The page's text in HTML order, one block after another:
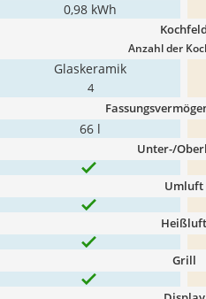
0,98 kWh
Kochfeld
Anzahl der
Glaskeramik
4
66 l
Unter-/
Umluft
Heißluft
Grill